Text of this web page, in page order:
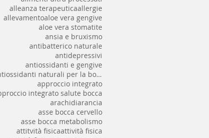
alleanza terapeuticaallergie
allevamentoaloe vera gengive
aloe vera stomatite
ansia e bruxismo
antibatterico naturale
antidepressivi
antiossidanti e gengive
antiossidanti naturali per la bocca
approccio integrato
integrato salute bocca
arachidiarancia
asse bocca cervello
asse bocca metabolismo
attitvità fisicaattività fisica